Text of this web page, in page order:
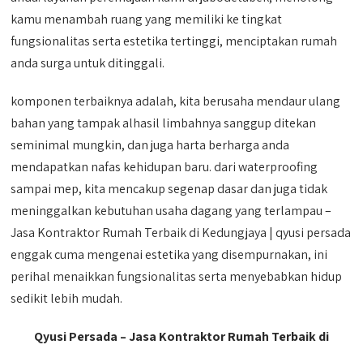
kamu menambah ruang yang memiliki ke tingkat
fungsionalitas serta estetika tertinggi, menciptakan rumah
anda surga untuk ditinggali.
komponen terbaiknya adalah, kita berusaha mendaur ulang
bahan yang tampak alhasil limbahnya sanggup ditekan
seminimal mungkin, dan juga harta berharga anda
mendapatkan nafas kehidupan baru. dari waterproofing
sampai mep, kita mencakup segenap dasar dan juga tidak
meninggalkan kebutuhan usaha dagang yang terlampau –
Jasa Kontraktor Rumah Terbaik di Kedungjaya | qyusi persada
enggak cuma mengenai estetika yang disempurnakan, ini
perihal menaikkan fungsionalitas serta menyebabkan hidup
sedikit lebih mudah.
Qyusi Persada – Jasa Kontraktor Rumah Terbaik di